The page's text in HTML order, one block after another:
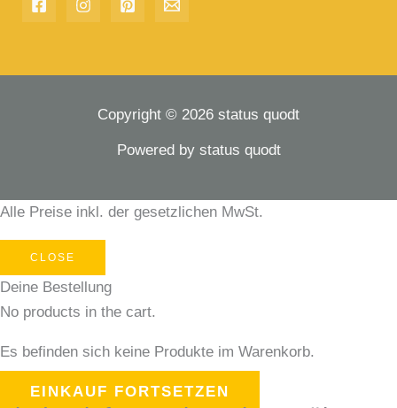
Copyright © 2026 status quodt
Powered by status quodt
Alle Preise inkl. der gesetzlichen MwSt.
CLOSE
Deine Bestellung
No products in the cart.
Es befinden sich keine Produkte im Warenkorb.
EINKAUF FORTSETZEN